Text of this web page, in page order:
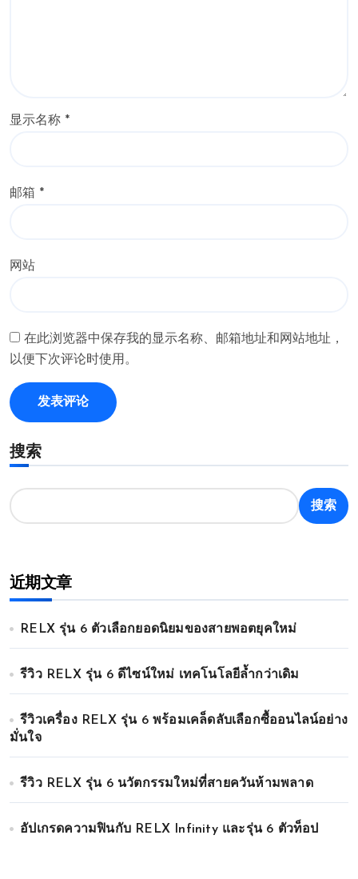
显示名称 *
邮箱 *
网站
在此浏览器中保存我的显示名称、邮箱地址和网站地址，
以便下次评论时使用。
搜索
搜索
近期文章
RELX รุ่น 6 ตัวเลือกยอดนิยมของสายพอตยุคใหม่
รีวิว RELX รุ่น 6 ดีไซน์ใหม่ เทคโนโลยีล้ำกว่าเดิม
รีวิวเครื่อง RELX รุ่น 6 พร้อมเคล็ดลับเลือกซื้ออนไลน์อย่าง
มั่นใจ
รีวิว RELX รุ่น 6 นวัตกรรมใหม่ที่สายควันห้ามพลาด
อัปเกรดความฟินกับ RELX Infinity และรุ่น 6 ตัวท็อป